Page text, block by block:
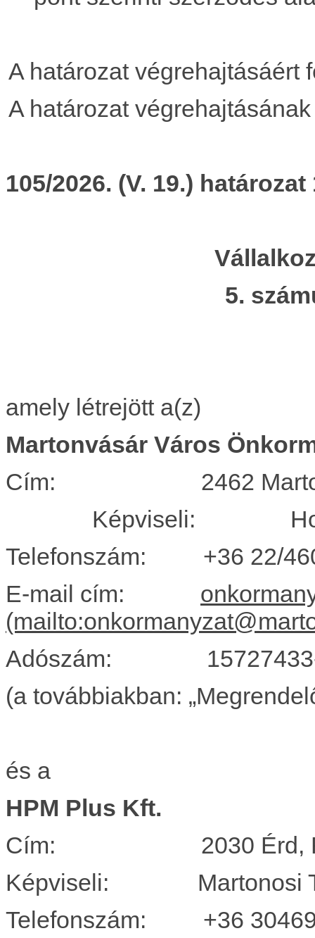
A határozat végrehajtásáért
A határozat
105/2026. (V. 19.)
5.
amely létrejött
Martonvásár Város
Cím: 2462
Képviseli:
Telefonszám: +36 22/
E-mail cím:
Adószám: 15727433-
(a továbbiakban:
és
HPM Plus Kft.
Cím: 2030 Érd, Fő
Képviseli: Martonosi
Telefonszám: +36